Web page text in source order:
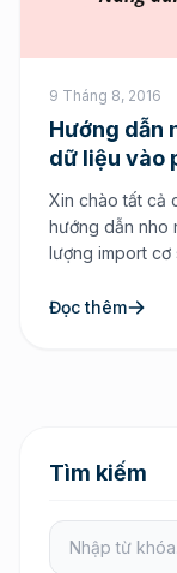
9 Tháng 8, 2016
Hướng dẫn
dữ liệu vào
Xin chào tất cả
hướng dẫn nho
lượng import cơ
tại sao lại phải
Đọc thêm
Tìm kiếm